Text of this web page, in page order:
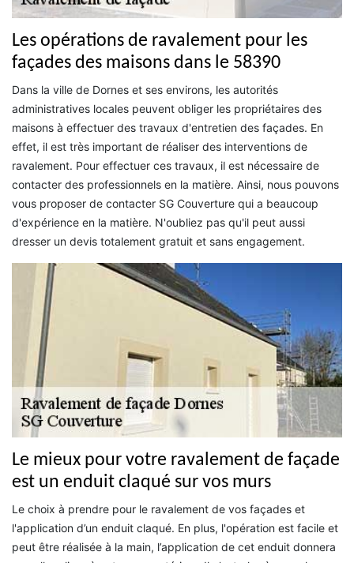
Les opérations de ravalement pour les
façades des maisons dans le 58390
Dans la ville de Dornes et ses environs, les autorités
administratives locales peuvent obliger les propriétaires des
maisons à effectuer des travaux d'entretien des façades. En
effet, il est très important de réaliser des interventions de
ravalement. Pour effectuer ces travaux, il est nécessaire de
contacter des professionnels en la matière. Ainsi, nous pouvons
vous proposer de contacter SG Couverture qui a beaucoup
d'expérience en la matière. N'oubliez pas qu'il peut aussi
dresser un devis totalement gratuit et sans engagement.
Le mieux pour votre ravalement de façade
est un enduit claqué sur vos murs
Le choix à prendre pour le ravalement de vos façades et
l'application d’un enduit claqué. En plus, l'opération est facile et
peut être réalisée à la main, l’application de cet enduit donnera